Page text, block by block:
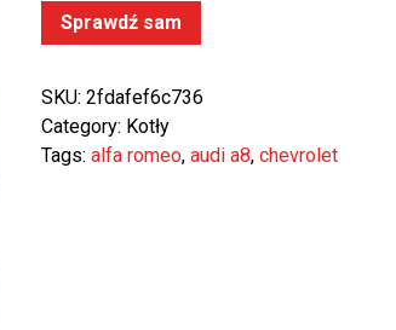
Sprawdź sam
SKU: 2fdafef6c736
Category: Kotły
Tags: alfa romeo, audi a8, chevrolet